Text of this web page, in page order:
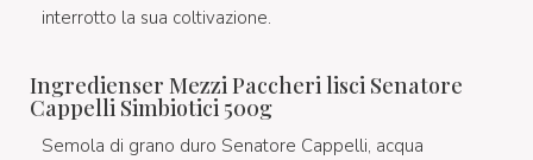
interrotto la sua coltivazione.
Ingredienser Mezzi Paccheri lisci Senatore
Cappelli Simbiotici 500g
Semola di grano duro Senatore Cappelli, acqua